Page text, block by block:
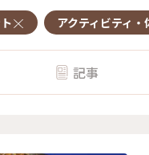
アクティビティ・
記事